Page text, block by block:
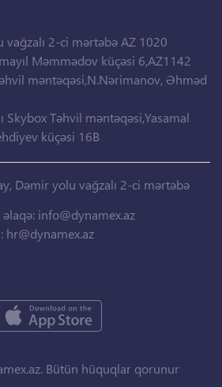
2-ci mərtəbə AZ 1020
Məmmədov küçəsi 6,AZ1142
məntəqəsi,N.Nərimanov, Əhməd
Skybox Təhvil məntəqəsi,Yasamal
küçəsi 16B
Dəmir yolu vağzalı 2-ci mərtəbə
info@dynamex.az
hr@dynamex.az
Bütün hüquqlar qorunur